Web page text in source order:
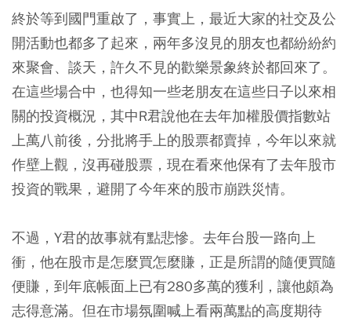
終於等到國門重啟了，事實上，最近大家的社交及公
開活動也都多了起來，兩年多沒見的朋友也都紛紛約
來聚會、談天，許久不見的歡樂景象終於都回來了。
在這些場合中，也得知一些老朋友在這些日子以來相
關的投資概況，其中R君說他在去年加權股價指數站
上萬八前後，分批將手上的股票都賣掉，今年以來就
作壁上觀，沒再碰股票，現在看來他保有了去年股市
投資的戰果，避開了今年來的股市崩跌災情。
不過，Y君的故事就有點悲慘。去年台股一路向上
衝，他在股市是怎麼買怎麼賺，正是所謂的隨便買隨
便賺，到年底帳面上已有280多萬的獲利，讓他頗為
志得意滿。但在市場氛圍喊上看兩萬點的高度期待